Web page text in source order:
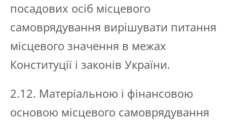
посадових осіб місцевого
самоврядування вирішувати питання
місцевого значення в межах
Конституції і законів України.
2.12. Матеріальною і фінансовою
основою місцевого самоврядування